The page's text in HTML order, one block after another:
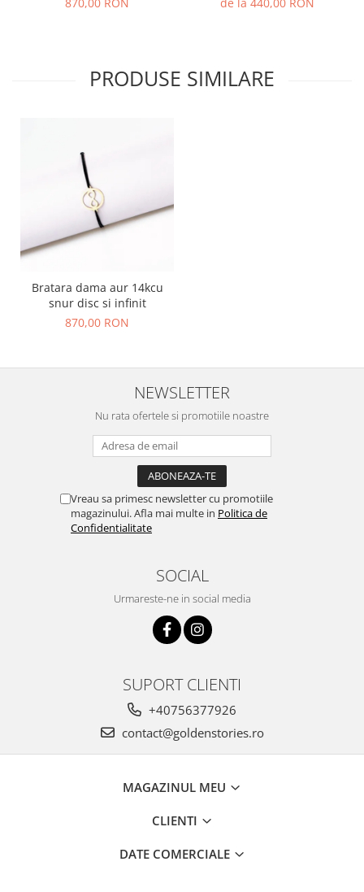
PRODUSE SIMILARE
Bratara dama aur 14kcu
snur disc si infinit
870,00 RON
NEWSLETTER
Nu rata ofertele si promotiile noastre
Vreau sa primesc newsletter cu promotiile
magazinului. Afla mai multe in Politica de
Confidentialitate
SOCIAL
Urmareste-ne in social media
SUPORT CLIENTI
+40756377926
contact@goldenstories.ro
MAGAZINUL MEU
CLIENTI
DATE COMERCIALE